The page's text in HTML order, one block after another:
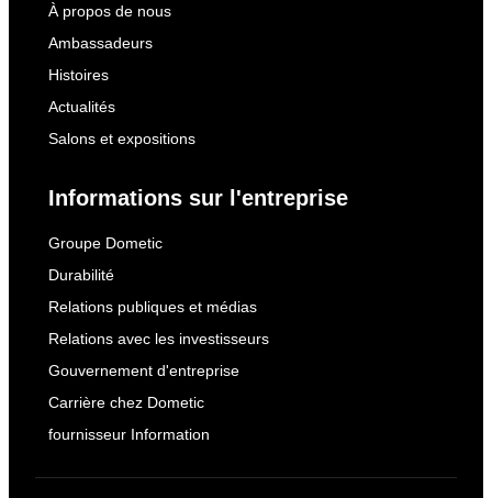
À propos de nous
Ambassadeurs
Histoires
Actualités
Salons et expositions
Informations sur l'entreprise
Groupe Dometic
Durabilité
Relations publiques et médias
Relations avec les investisseurs
Gouvernement d'entreprise
Carrière chez Dometic
fournisseur Information